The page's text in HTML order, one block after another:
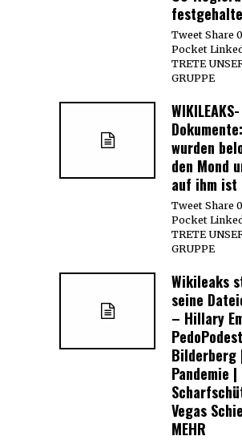
Tweet Share
Pocket
TRETE
GRUPPE
WIKILEAKS-
wurden
den Mond
auf ihm ist
Tweet Share
Pocket
TRETE
GRUPPE
Wikileaks
seine
– Hillary
Bilderberg
Pandemie |
Vegas
MEHR